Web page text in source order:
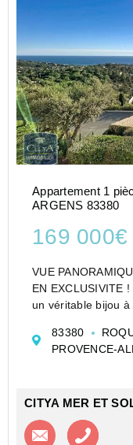
Appartement 1
ARGENS 83380
169 000€
VUE
EN EXCLUSIVITE
un véritable bijou
cet appartement
83380
PROVENCE-
CITYA MER ET
Contacter